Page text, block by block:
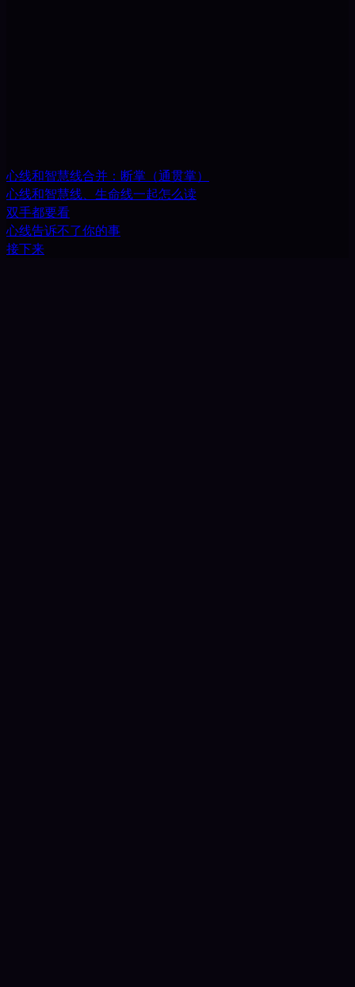
心线和智慧线合并：断掌（通贯掌）
心线和智慧线、生命线一起怎么读
双手都要看
心线告诉不了你的事
接下来